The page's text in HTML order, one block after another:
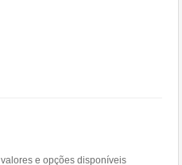
e opções disponíveis